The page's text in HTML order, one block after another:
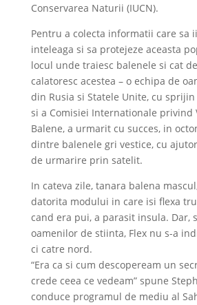
Conservarea Naturii (IUCN).
Pentru a colecta informatii care sa
inteleaga si sa protejeze aceasta
locul unde traiesc balenele si cat
calatoresc acestea – o echipa de
din Rusia si Statele Unite, cu
si a Comisiei Internationale privind
Balene, a urmarit cu succes, in
dintre balenele gri vestice, cu
de urmarire prin satelit.
In cateva zile, tanara balena
datorita modului in care isi flexa
cand era pui, a parasit insula. Dar,
oamenilor de stiinta, Flex nu s-a
ci catre nord.
“Era ca si cum descopeream un
crede ceea ce vedeam” spune
conduce programul de mediu al